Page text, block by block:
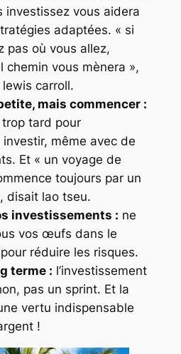
investissez vous aidera
adaptées. « si
pas où vous allez,
chemin vous mènera »,
carroll.
mais commencer :
trop tard pour
même avec de
Et « un voyage de
toujours par un
disait lao tseu.
investissements : ne
vos œufs dans le
réduire les risques.
terme : l’investissement
pas un sprint. Et la
vertu indispensable
!